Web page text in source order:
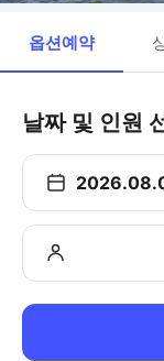
옵션예약
날짜 및 인원